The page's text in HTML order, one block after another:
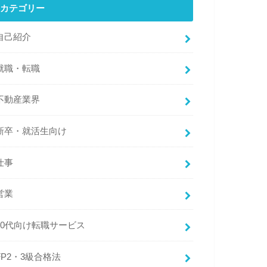
カテゴリー
己紹介
職・転職
動産業界
卒・就活生向け
事
業
代向け転職サービス
・3級合格法